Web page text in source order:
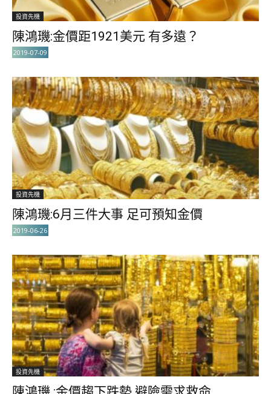
投資先機
陳鴻璣:金價距1921美元 有多遠？
2019-07-09
投資先機
陳鴻璣:6月三件大事 足可預知金價
2019-06-26
投資先機